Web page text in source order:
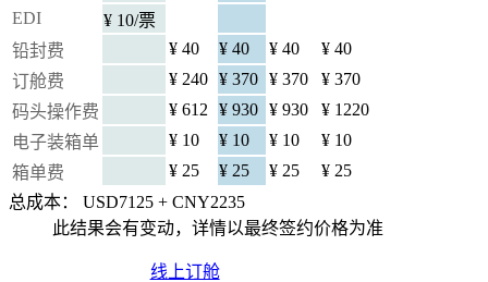
EDI
¥ 10/票
铅封费
¥ 40 ¥ 40 ¥ 40
¥ 40
订舱费
¥ 240 ¥ 370 ¥ 370
¥ 370
码头操作费
¥ 612 ¥ 930 ¥ 930
¥ 1220
电子装箱单
¥ 10 ¥ 10 ¥ 10
¥ 10
箱单费
¥ 25 ¥ 25 ¥ 25
¥ 25
总成本： USD7125 + CNY2235
此结果会有变动，详情以最终签约价格为准
线上订舱